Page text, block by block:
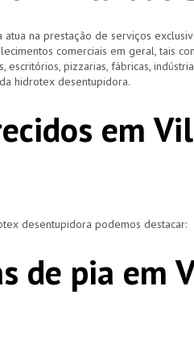
na prestação de serviços
comerciais em geral, tais
escritórios, pizzarias, fábricas,
hidrotex desentupidora.
em
desentupidora podemos destacar:
de pia em